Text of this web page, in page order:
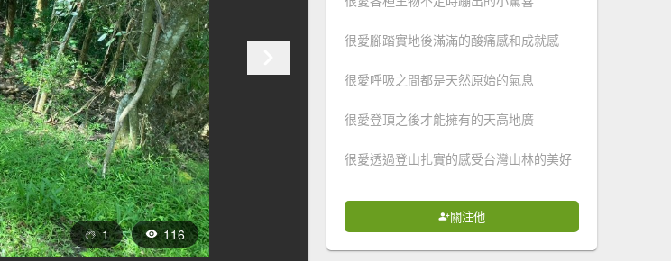
1 116
很愛腳踏實地後滿滿的酸痛感和成就感
很愛呼吸之間都是天然原始的氣息
很愛登頂之後才能擁有的天高地廣
很愛透過登山扎實的感受台灣山林的美好
關注他